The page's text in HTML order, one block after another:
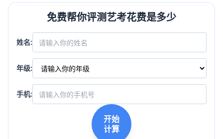
免费帮你评测艺考花费是多少
姓名:
年级:
手机:
开始
计算